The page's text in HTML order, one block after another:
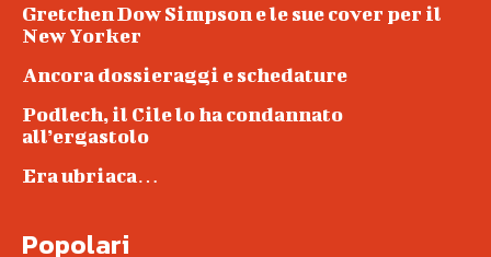
Gretchen Dow Simpson e le sue cover per il
New Yorker
Ancora dossieraggi e schedature
Podlech, il Cile lo ha condannato
all’ergastolo
Era ubriaca…
Popolari